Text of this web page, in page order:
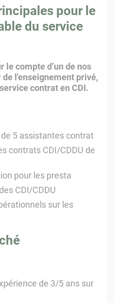
pour le
du service
le compte d’un de nos
l'enseignement privé,
contrat en CDI.
de 5 assistantes contrat
contrats CDI/CDDU de
pour les presta
CDI/CDDU
sur les
de 3/5 ans sur